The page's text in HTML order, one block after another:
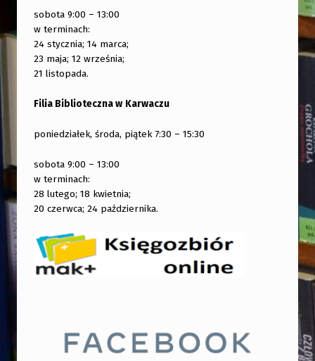
sobota 9:00 – 13:00
w terminach:
24 stycznia; 14 marca;
23 maja; 12 września;
21 listopada.
Filia Biblioteczna w Karwaczu
poniedziałek, środa, piątek 7:30 – 15:30
sobota 9:00 – 13:00
w terminach:
28 lutego; 18 kwietnia;
20 czerwca; 24 października.